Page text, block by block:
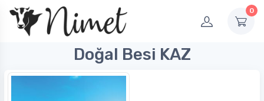
0
Doğal Besi KAZ